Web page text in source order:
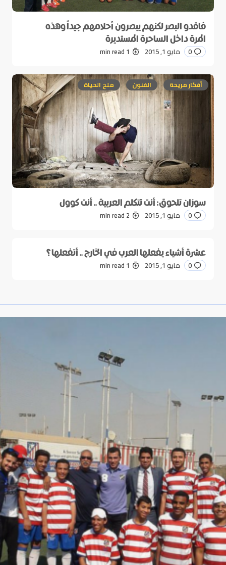
فاقدو البصر لكنهم يبصرون أحلامهم جيداً وهذه
المرة داخل الساحرة المستديرة
0 مايو 1, 2015 1 min read
أفكار مريحة الفنون ملح الحياة
سوزان تلحوق: أنت تتكلم العربية .. أنت كوول
0 مايو 1, 2015 2 min read
عشرة أشياء يفعلها العرب في الخارج .. أتفعلها؟
0 مايو 1, 2015 1 min read